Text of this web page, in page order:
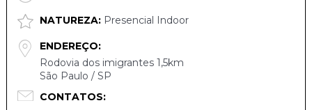
NATUREZA:Presencial Indoor
ENDEREÇO:
Rodovia dos imigrantes 1,5km
São Paulo / SP
CONTATOS: